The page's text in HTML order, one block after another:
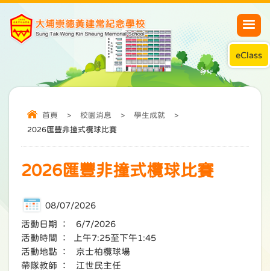
eClass
首頁 > 校園消息 > 學生成就
>
2026匯豐非撞式欖球比賽
2026匯豐非撞式欖球比賽
08/07/2026
活動日期 ： 6/7/2026
活動時間 ： 上午7:25至下午1:45
活動地點 ： 京士柏欖球場
帶隊教師 ： 江世民主任